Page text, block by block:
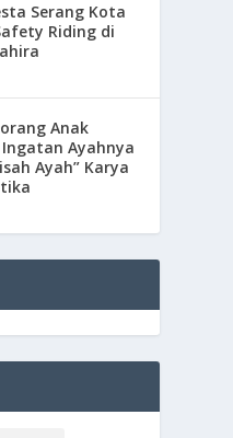
Serang Kota
Riding di
Anak
Ayahnya
Ayah” Karya